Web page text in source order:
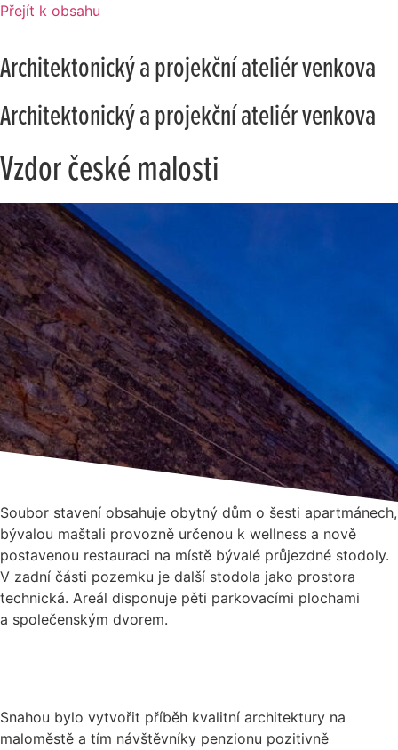
Přejít k obsahu
Architektonický a projekční ateliér venkova
Architektonický a projekční ateliér venkova
Vzdor české malosti
Soubor stavení obsahuje obytný dům o šesti apartmánech,
bývalou maštali provozně určenou k wellness a nově
postavenou restauraci na místě bývalé průjezdné stodoly.
V zadní části pozemku je další stodola jako prostora
technická. Areál disponuje pěti parkovacími plochami
a společenským dvorem.
Snahou bylo vytvořit příběh kvalitní architektury na
maloměstě a tím návštěvníky penzionu pozitivně